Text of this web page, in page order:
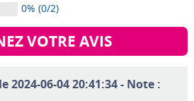
0% (0/2)
VOTRE AVIS
2024-06-04 20:41:34 - Note :